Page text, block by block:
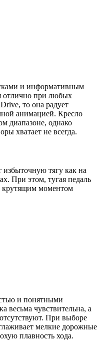
и информативным
отлично при любых
то она радует
анимацией. Кресло
диапазоне, однако
хватает не всегда.
тягу как на
При этом, тугая педаль
крутящим моментом
и понятными
весьма чувствительна, а
При выборе
мелкие дорожные
плавность хода.